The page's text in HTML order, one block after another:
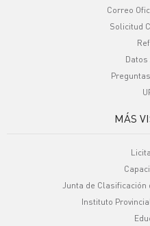
Correo
Solicitud
MÁS
Junta de Clasificación
Instituto